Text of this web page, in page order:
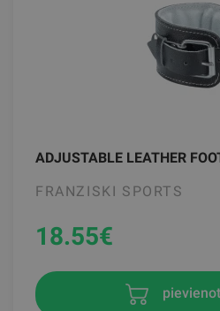
ADJUSTABLE LEATHER
FRANZISKI SPORTS
18.55€